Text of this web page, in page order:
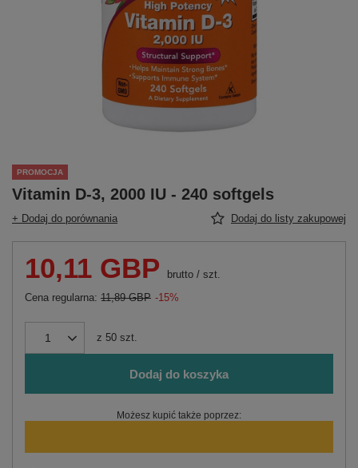
PROMOCJA
Vitamin D-3, 2000 IU - 240 softgels
+ Dodaj do porównania Dodaj do listy zakupowej
10,11 GBP brutto / szt.
Cena regularna: 11,89 GBP -15%
z 50 szt.
Dodaj do koszyka
Możesz kupić także poprzez: